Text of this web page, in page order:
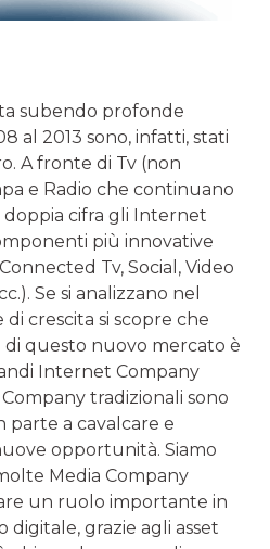
subendo profonde
al 2013 sono, infatti, stati
A fronte di Tv (non
e Radio che continuano
doppia cifra gli Internet
più innovative
Tv, Social, Video
Se si analizzano nel
crescita si scopre che
questo nuovo mercato è
Internet Company
tradizionali sono
parte a cavalcare e
opportunità. Siamo
Media Company
un ruolo importante in
digitale, grazie agli asset